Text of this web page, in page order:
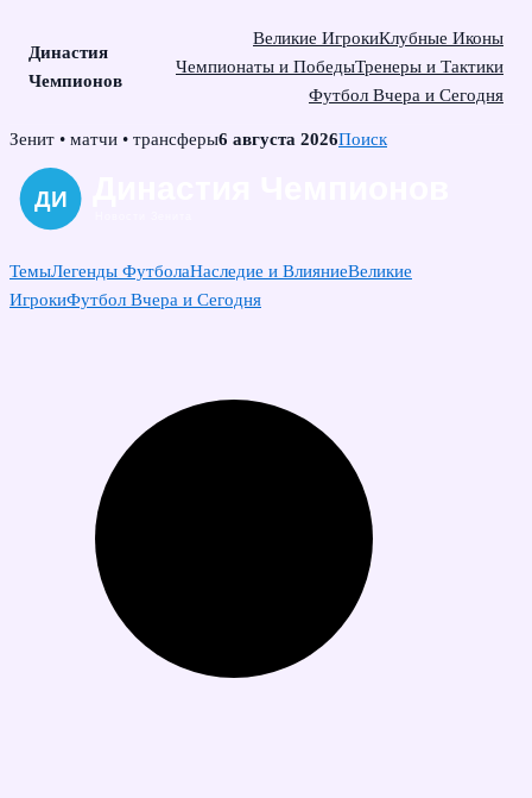
Династия
Чемпионов
Великие ИгрокиКлубные Иконы
Чемпионаты и ПобедыТренеры и Тактики
Футбол Вчера и Сегодня
Skip
content
Зенит • матчи • трансферы6 августа 2026Поиск
ТемыЛегенды ФутболаНаследие и ВлияниеВеликие
ИгрокиФутбол Вчера и Сегодня